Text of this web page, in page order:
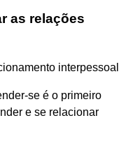
as relações
interpessoal
se é o primeiro
e se relacionar